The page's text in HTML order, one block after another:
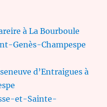
à La Bourboule
Genès-Champespe
d’Entraigues à
et-Sainte-